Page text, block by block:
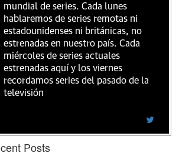
mundial de series. Cada lunes
hablaremos de series remotas ni
estadounidenses ni británicas, no
estrenadas en nuestro país. Cada
miércoles de series actuales
estrenadas aquí y los viernes
recordamos series del pasado de la
televisión
Posts